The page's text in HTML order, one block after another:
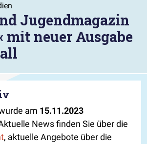
Jugendmagazin
mit neuer Ausgabe
am 15.11.2023
News finden Sie über die
, aktuelle Angebote über die